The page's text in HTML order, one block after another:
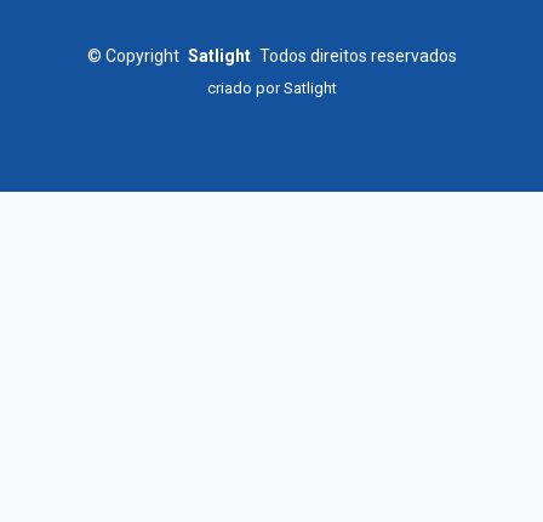
© Copyright Satlight Todos direitos reservados
criado porSatlight